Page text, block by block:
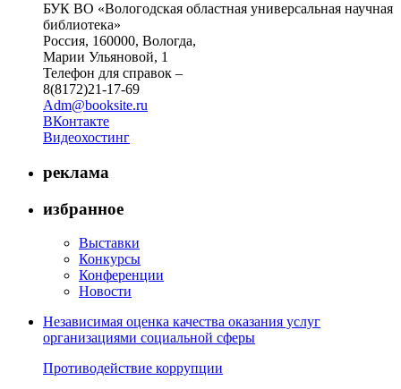
БУК ВО «Вологодская областная универсальная научная
библиотека»
Россия, 160000, Вологда,
Марии Ульяновой, 1
Телефон для справок –
8(8172)21-17-69
Adm@booksite.ru
ВКонтакте
Видеохостинг
реклама
избранное
Выставки
Конкурсы
Конференции
Новости
Независимая оценка качества оказания услуг
организациями социальной сферы
Противодействие коррупции